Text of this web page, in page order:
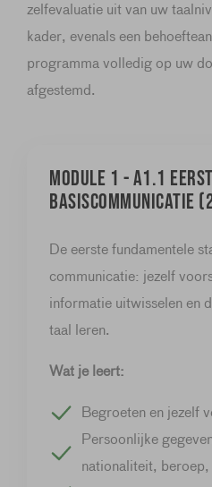
zelfevaluatie uit van uw
kader, evenals een
programma volledig op uw
afgestemd.
Module 1 - A1.1
basiscommunicatie
De eerste fundamentele
communicatie: jezelf
informatie uitwisselen en
taal leren.
Wat je leert:
Begroeten en jezelf
Persoonlijke
nationaliteit,